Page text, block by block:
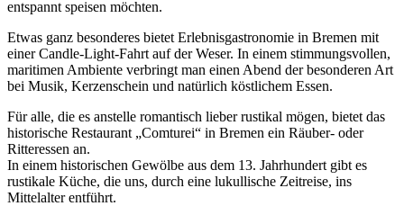
entspannt speisen möchten.
Etwas ganz besonderes bietet Erlebnisgastronomie in Bremen mit
einer Candle-Light-Fahrt auf der Weser. In einem stimmungsvollen,
maritimen Ambiente verbringt man einen Abend der besonderen Art
bei Musik, Kerzenschein und natürlich köstlichem Essen.
Für alle, die es anstelle romantisch lieber rustikal mögen, bietet das
historische Restaurant „Comturei“ in Bremen ein Räuber- oder
Ritteressen an.
In einem historischen Gewölbe aus dem 13. Jahrhundert gibt es
rustikale Küche, die uns, durch eine lukullische Zeitreise, ins
Mittelalter entführt.